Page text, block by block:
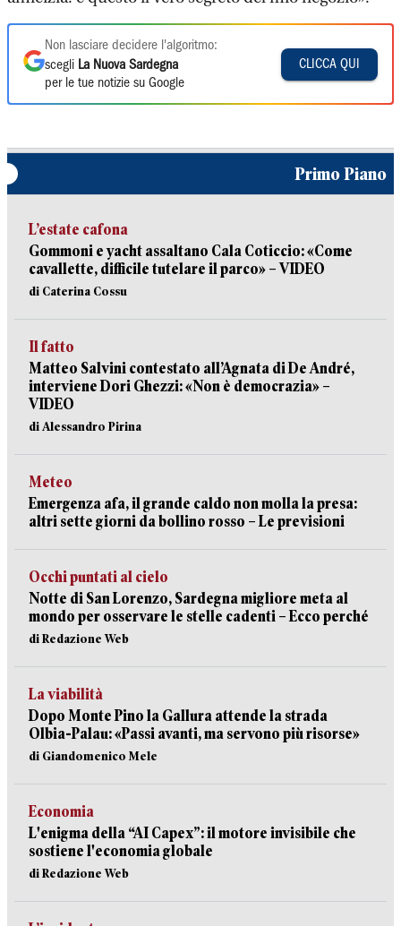
Non lasciare decidere l'algoritmo:
scegli La Nuova Sardegna
per le tue notizie su Google
CLICCA QUI
Primo Piano
L’estate cafona
Gommoni e yacht assaltano Cala Coticcio: «Come
cavallette, difficile tutelare il parco» – VIDEO
di Caterina Cossu
Il fatto
Matteo Salvini contestato all’Agnata di De André,
interviene Dori Ghezzi: «Non è democrazia» –
VIDEO
di Alessandro Pirina
Meteo
Emergenza afa, il grande caldo non molla la presa:
altri sette giorni da bollino rosso – Le previsioni
Occhi puntati al cielo
Notte di San Lorenzo, Sardegna migliore meta al
mondo per osservare le stelle cadenti – Ecco perché
di Redazione Web
La viabilità
Dopo Monte Pino la Gallura attende la strada
Olbia-Palau: «Passi avanti, ma servono più risorse»
di Giandomenico Mele
Economia
L'enigma della “AI Capex”: il motore invisibile che
sostiene l'economia globale
di Redazione Web